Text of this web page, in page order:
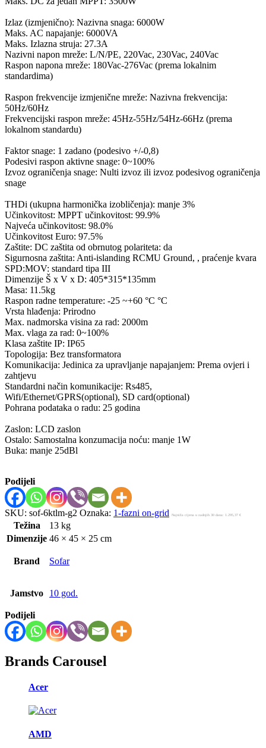
Izlaz (izmjenično): Nazivna snaga: 6000W
Maks. AC napajanje: 6000VA
Maks. Izlazna struja: 27.3A
Nazivni napon mreže: L/N/PE, 220Vac, 230Vac, 240Vac
Raspon napona mreže: 180Vac-276Vac (prema lokalnim
standardima)
Raspon frekvencije izmjenične mreže: Nazivna frekvencija:
50Hz/60Hz
Frekvencijski raspon mreže: 45Hz-55Hz/54Hz-66Hz (prema
lokalnom standardu)
Faktor snage: 1 zadano (podesivo +/-0,8)
Podesivi raspon aktivne snage: 0~100%
Izvoz ograničenja snage: Nulti izvoz ili izvoz podesivog ograničenja
snage
THDi (ukupna harmonička izobličenja): manje 3%
Učinkovitost: MPPT učinkovitost: 99.9%
Najveća učinkovitost: 98.0%
Učinkovitost Euro: 97.5%
Zaštite: DC zaštita od obrnutog polariteta: da
Sigurnosna zaštita: Anti-islanding RCMU Ground, , praćenje kvara
SPD:MOV: standard tipa III
Dimenzije Š x V x D: 405*315*135mm
Masa: 11.5kg
Raspon radne temperature: -25 ~+60 °C °C
Vrsta hlađenja: Prirodno
Max. nadmorska visina za rad: 2000m
Max. vlaga za rad: 0~100%
Klasa zaštite IP: IP65
Topologija: Bez transformatora
Komunikacija: Jedinica za upravljanje napajanjem: Prema ovjeri i
zahtjevu
Standardni način komunikacije: Rs485,
Wifi/Ethernet/GPRS(optional), SD card(optional)
Pohrana podataka o radu: 25 godina
Zaslon: LCD zaslon
Ostalo: Samostalna konzumacija noću: manje 1W
Buka: manje 25dBl
Podijeli
SKU: sof-6ktlm-g2 Oznaka: 1-fazni on-grid Najniža cijena u zadnjih 30 dana: 1.295,37 €
Težina
13 kg
Dimenzije 46 × 45 × 25 cm
Brand Sofar
Jamstvo 10 god.
Podijeli
Brands Carousel
Acer
AMD